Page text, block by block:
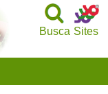
Sites
Busca